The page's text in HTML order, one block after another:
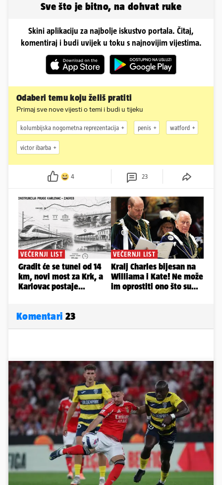
Sve što je bitno, na dohvat ruke
Skini aplikaciju za najbolje iskustvo portala. Čitaj,
komentiraj i budi uvijek u toku s najnovijim vijestima.
Odaberi temu koju želiš pratiti
Primaj sve nove vijesti o temi i budi u tijeku
kolumbijska nogometna reprezentacija penis watford
victor ibarba
4 23
Komentari 23